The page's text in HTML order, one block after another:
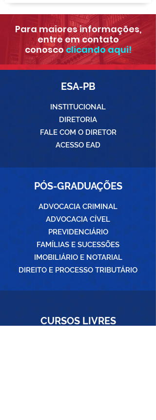
Para maiores informações,
entre em contato
conosco clicando aqui!
ESA-PB
INSTITUCIONAL
DIRETORIA
FALE COM O DIRETOR
ACESSO EAD
PÓS-GRADUAÇÕES
ADVOCACIA CRIMINAL
ADVOCACIA CÍVEL
PREVIDENCIÁRIO
FAMÍLIAS E SUCESSÕES
IMOBILIÁRIO E NOTARIAL
DIREITO E PROCESSO TRIBUTÁRIO
CURSOS LIVRES